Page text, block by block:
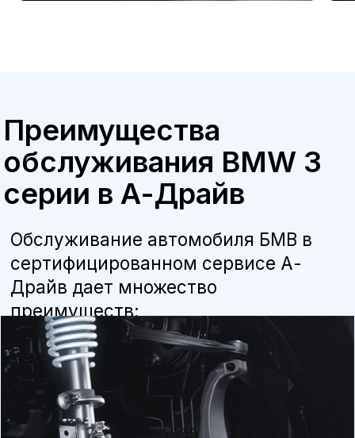
Оригинальные запчасти
мы используем только оригинальные
детали и расходные материалы,
рекомендованные производителем, что
продлевает срок службы автомобиля.
Квалифицированные специалисты
сертификацию BMW, что гарантирует
высокое качество работ.
Бесплатная консультация
Программа лояльности
постоянные клиенты получают